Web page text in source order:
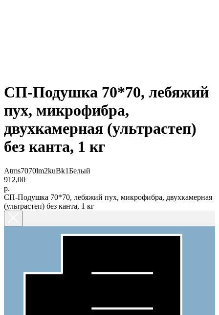
СП-Подушка 70*70, лебяжий
пух, микрофибра,
двухкамерная (ультрастеп)
без канта, 1 кг
Atms7070lm2kuBk1Белый
912,00
р.
СП-Подушка 70*70, лебяжий пух, микрофибра, двухкамерная
(ультрастеп) без канта, 1 кг